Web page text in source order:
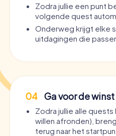
Zodra jullie een punt
volgende quest
Onderweg krijgt elke
uitdagingen die
04 Ga voor de winst
Zodra jullie alle
willen afronden),
terug naar het